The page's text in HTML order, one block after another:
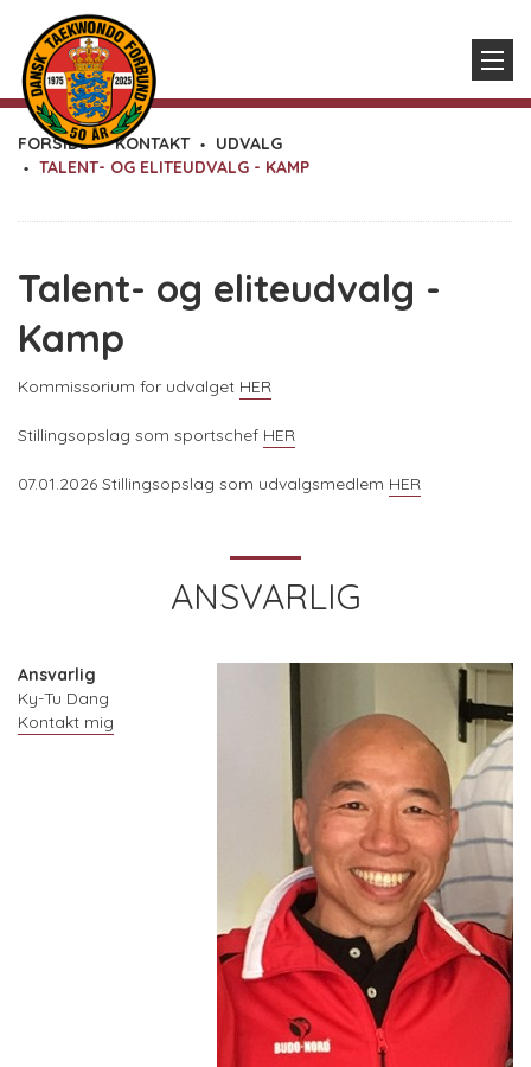
FORSIDE KONTAKT
UDVALG
TALENT- OG ELITEUDVALG - KAMP
Talent- og eliteudvalg -
Kamp
Kommissorium for udvalget HER
Stillingsopslag som sportschef HER
07.01.2026 Stillingsopslag som udvalgsmedlem HER
ANSVARLIG
Ansvarlig
Ky-Tu Dang
Kontakt mig